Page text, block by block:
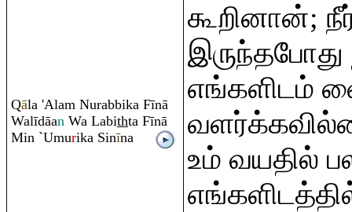
Qāla 'Alam Nurabbika Fīnā
Walīdāan Wa Labithta Fīnā
Min `Umurika Sinīna
கூறினான்;
எங்களிடம்
உம் வயதில்